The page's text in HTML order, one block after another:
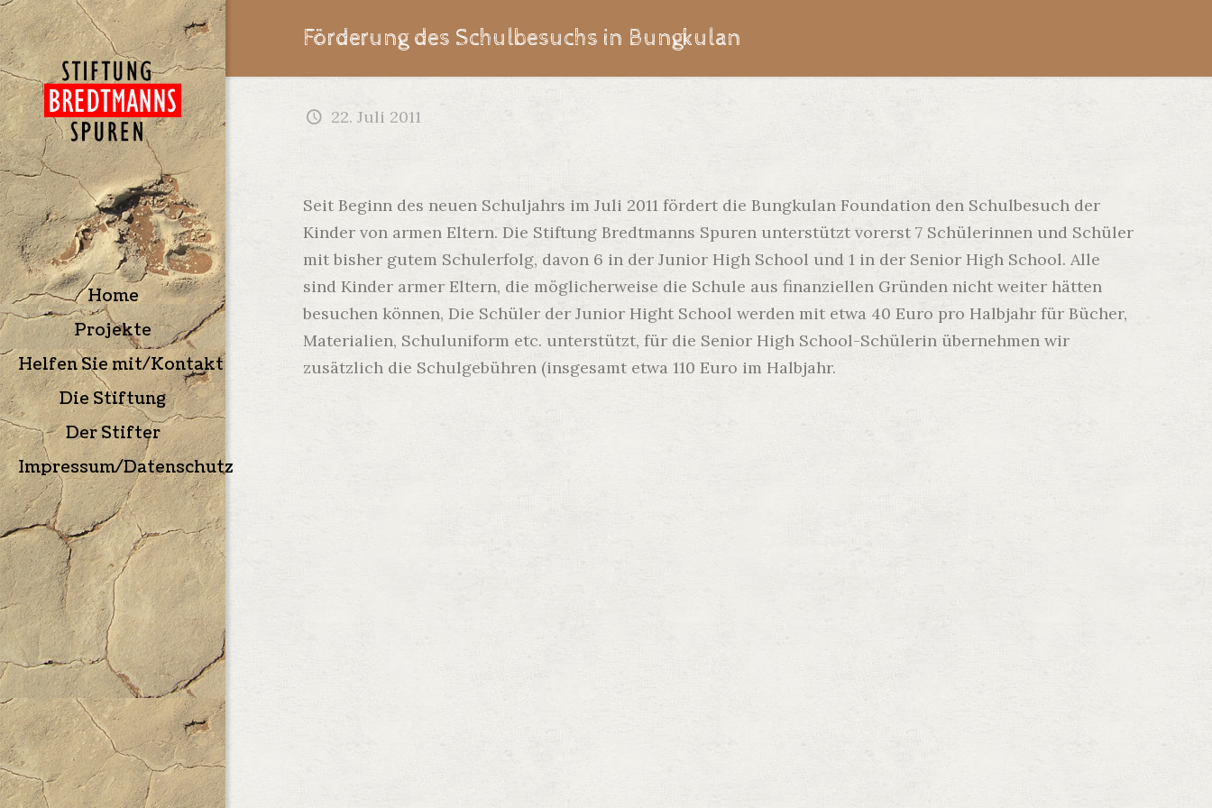
Home
Projekte
Helfen Sie mit/Kontakt
Die Stiftung
Der Stifter
Impressum/Datenschutz
Förderung des Schulbesuchs in Bungkulan
22. Juli 2011
Seit Beginn des neuen Schuljahrs im Juli 2011 fördert die Bungkulan Foundation den Schulbesuch der
Kinder von armen Eltern. Die Stiftung Bredtmanns Spuren unterstützt vorerst 7 Schülerinnen und Schüler
mit bisher gutem Schulerfolg, davon 6 in der Junior High School und 1 in der Senior High School. Alle
sind Kinder armer Eltern, die möglicherweise die Schule aus finanziellen Gründen nicht weiter hätten
besuchen können, Die Schüler der Junior Hight School werden mit etwa 40 Euro pro Halbjahr für Bücher,
Materialien, Schuluniform etc. unterstützt, für die Senior High School-Schülerin übernehmen wir
zusätzlich die Schulgebühren (insgesamt etwa 110 Euro im Halbjahr.